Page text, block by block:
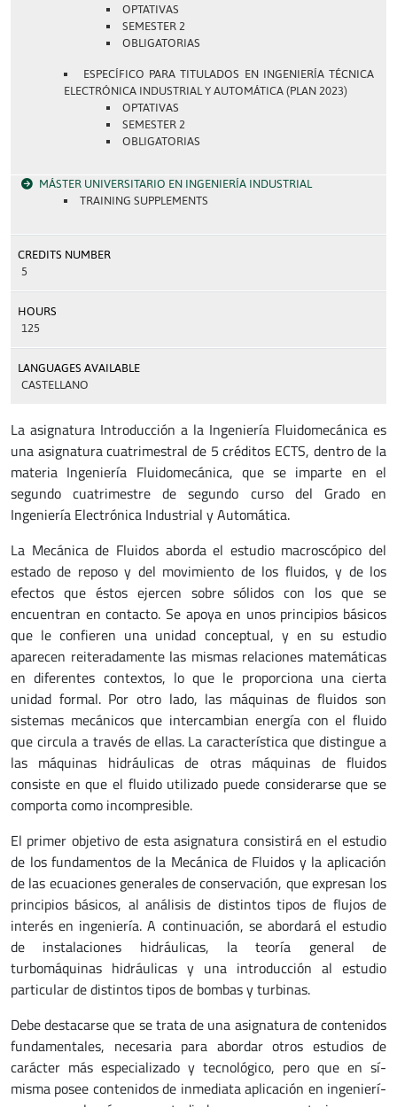
OPTATIVAS
SEMESTER 2
OBLIGATORIAS
ESPECÍFICO PARA TITULADOS EN INGENIERÍA TÉCNICA
ELECTRÓNICA INDUSTRIAL Y AUTOMÁTICA (PLAN 2023)
OPTATIVAS
SEMESTER 2
OBLIGATORIAS
MÁSTER UNIVERSITARIO EN INGENIERÍA INDUSTRIAL
TRAINING SUPPLEMENTS
CREDITS NUMBER
5
HOURS
125
LANGUAGES AVAILABLE
CASTELLANO
La asignatura Introducción a la Ingeniería Fluidomecánica es
una asignatura cuatrimestral de 5 créditos ECTS, dentro de la
materia Ingeniería Fluidomecánica, que se imparte en el
segundo cuatrimestre de segundo curso del Grado en
Ingeniería Electrónica Industrial y Automática.
La Mecánica de Fluidos aborda el estudio macroscópico del
estado de reposo y del movimiento de los fluidos, y de los
efectos que éstos ejercen sobre sólidos con los que se
encuentran en contacto. Se apoya en unos principios básicos
que le confieren una unidad conceptual, y en su estudio
aparecen reiteradamente las mismas relaciones matemáticas
en diferentes contextos, lo que le proporciona una cierta
unidad formal. Por otro lado, las máquinas de fluidos son
sistemas mecánicos que intercambian energía con el fluido
que circula a través de ellas. La característica que distingue a
las máquinas hidráulicas de otras máquinas de fluidos
consiste en que el fluido utilizado puede considerarse que se
comporta como incompresible.
El primer objetivo de esta asignatura consistirá en el estudio
de los fundamentos de la Mecánica de Fluidos y la aplicación
de las ecuaciones generales de conservación, que expresan los
principios básicos, al análisis de distintos tipos de flujos de
interés en ingeniería. A continuación, se abordará el estudio
de instalaciones hidráulicas, la teoría general de
turbomáquinas hidráulicas y una introducción al estudio
particular de distintos tipos de bombas y turbinas.
Debe destacarse que se trata de una asignatura de contenidos
fundamentales, necesaria para abordar otros estudios de
carácter más especializado y tecnológico, pero que en sí­
misma posee contenidos de inmediata aplicación en ingenierí­